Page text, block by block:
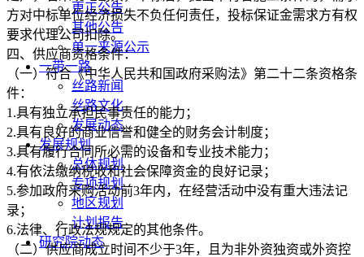
更正公告
其他公告
单一来源公示
一带一路
丝路新闻
丝路文化
发展动态
发展规划
总体规划
专项规划
地区规划
计划报告
研究院动态
方对中标单位经济损失不负任何责任，投标保证金需求方有权
要求代理公司扣除。
四、供应商资格条件：
（一）符合《中华人民共和国政府采购法》第二十二条资格条
件：
1.具有独立承担民事责任的能力；
2.具有良好的商业信誉和健全的财务会计制度；
3.具有履行合同所必需的设备和专业技术能力；
4.有依法缴纳税收和社会保障资金的良好记录；
5.参加政府采购活动前3年内，在经营活动中没有重大违法记
录；
6.法律、行政法规规定的其他条件。
（二）供应商成立时间不少于3年，且为非外资独资或外资控